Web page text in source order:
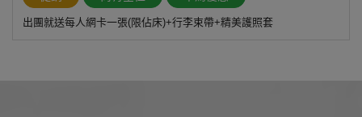
出團就送每人網卡一張(限佔床)+行李束帶+精美護照套